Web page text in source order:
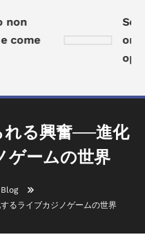
non
come
れる興奮──進化
ゲームの世界
Blog
るライブカジノゲームの世界